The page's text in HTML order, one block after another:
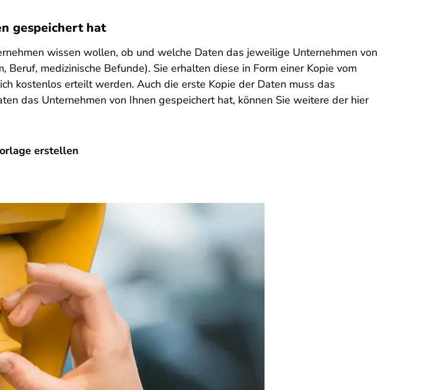
gespeichert hat
wissen wollen, ob und welche Daten das jeweilige Unternehmen von
medizinische Befunde). Sie erhalten diese in Form einer Kopie vom
kostenlos erteilt werden. Auch die erste Kopie der Daten muss das
das Unternehmen von Ihnen gespeichert hat, können Sie weitere der hier
erstellen